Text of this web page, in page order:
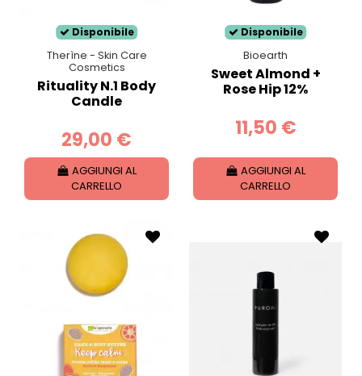
Disponibile
Therìne - Skin Care
Cosmetics
Rituality N.1 Body
Candle
29,00 €
AGGIUNGI AL
CARRELLO
Disponibile
Bioearth
Sweet Almond +
Rose Hip 12%
11,50 €
AGGIUNGI AL
CARRELLO